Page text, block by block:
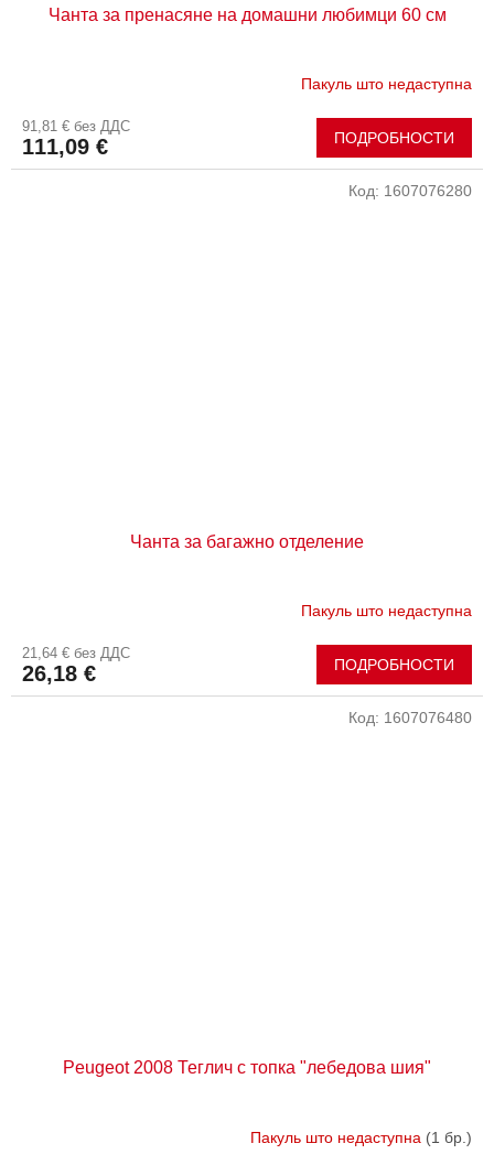
Чанта за пренасяне на домашни любимци 60 см
Пакуль што недаступна
91,81 € без ДДС
111,09 € ПОДРОБНОСТИ
Чанта за багажно отделение
Пакуль што недаступна
21,64 € без ДДС
26,18 € ПОДРОБНОСТИ
Код: 1607076280
Peugeot 2008 Теглич с топка "лебедова шия"
Пакуль што недаступна (1 бр.)
Код: 1607076480